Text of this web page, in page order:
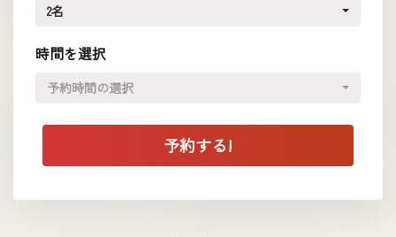
2名
時間を選択
予約時間の選択